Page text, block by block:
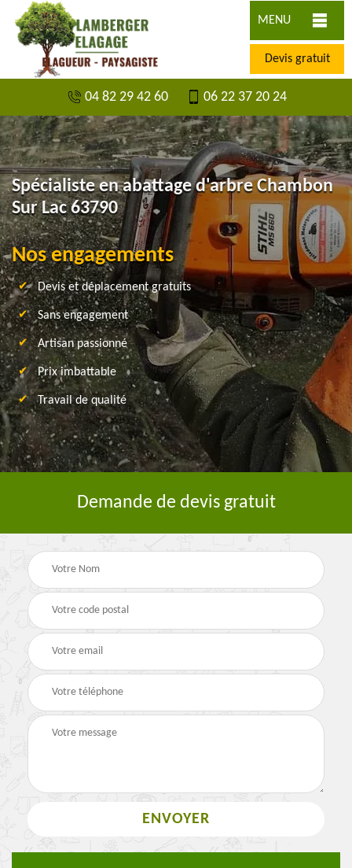
MENU
Devis gratuit
04 82 29 42 60 06 22 37 20 24
Spécialiste en abattage d'arbre Chambon
Sur Lac 63790
Nos engagements
Devis et déplacement gratuits
Sans engagement
Artisan passionné
Prix imbattable
Travail de qualité
Demande de devis gratuit